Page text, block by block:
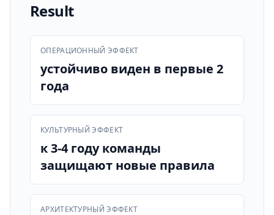
Result
ОПЕРАЦИОННЫЙ ЭФФЕКТ
устойчиво виден в первые 2
года
КУЛЬТУРНЫЙ ЭФФЕКТ
к 3-4 году команды
защищают новые правила
АРХИТЕКТУРНЫЙ ЭФФЕКТ